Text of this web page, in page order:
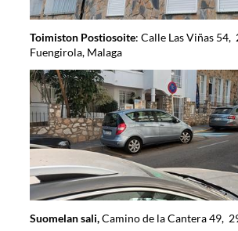
Toimiston Postiosoite: Calle Las Viñas 54,
Fuengirola, Malaga
Suomelan sali,Camino de la Cantera 49,